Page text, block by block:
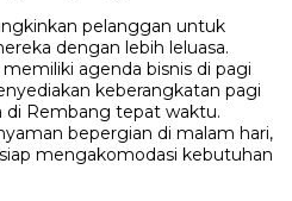
pelanggan untuk
dengan lebih leluasa.
agenda bisnis di pagi
keberangkatan pagi
Rembang tepat waktu.
bepergian di malam hari,
mengakomodasi kebutuhan